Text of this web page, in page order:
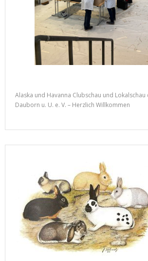
Alaska und Havanna Clubschau und Lokalschau
Dauborn u. U. e. V. – Herzlich Willkommen